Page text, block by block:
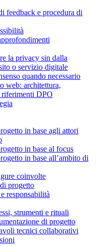
feedback e procedura di
la privacy sin dalla
o servizio digitale
quando necessario
web: architettura,
DPO
in base agli attori
in base al focus
in base all’ambito di
coinvolte
progetto
responsabilità
strumenti e rituali
di progetto
tecnici collaborativi